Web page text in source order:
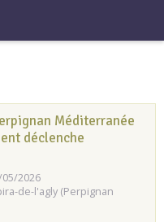
Méditerranée
déclenche
05/2026
de-l'agly (Perpignan